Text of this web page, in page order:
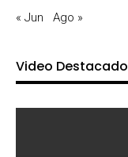
« Jun Ago »
Video Destacado